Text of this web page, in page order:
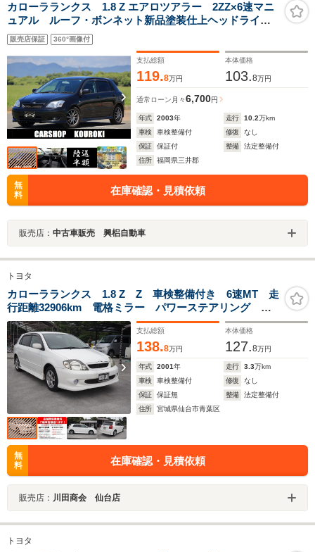
カローラランクス 1.8 Z エアロツアラー 2ZZ×6速マニ
ュアル ルーフ・ボンネット新品塗装仕上ヘッドライト
ハードコート再塗装済み シエクルミニコン クスコタ
ワーバー カロッツェリアオーディオ オートエアコン
販売店保証 360°画像付
支払総額
119.8万円
本体価格
103.8万円
通常ローン 月々6,700円
年式 2003年 走行 10.2万km
車検
車検整備付 修復
なし
保証
保証付 整備
法定整備付
住所
福岡県三井郡
無
料
在庫確認・見積依頼
販売店： 中古車販売 興梠自動車
トヨタ
カローラランクス 1.8 Z Z 車検整備付き 6速MT 走
行距離32906km 電格ミラー パワーステアリング パ
ワーウィンドウ CD ドアバイザー
支払総額
138.8万円
本体価格
127.8万円
年式 2001年 走行 3.3万km
車検
車検整備付 修復
なし
保証
保証無 整備
法定整備付
住所
宮城県仙台市青葉区
無
料
在庫確認・見積依頼
販売店： 川田商会 仙台店
トヨタ